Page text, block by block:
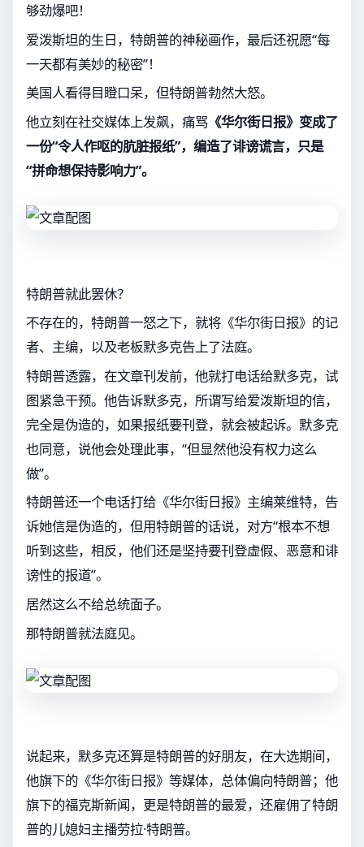
够劲爆吧！
爱泼斯坦的生日，特朗普的神秘画作，最后还祝愿“每
一天都有美妙的秘密”！
美国人看得目瞪口呆，但特朗普勃然大怒。
他立刻在社交媒体上发飙，痛骂 《华尔街日报》变成了
一份“令人作呕的肮脏报纸”，编造了诽谤谎言，只是
“拼命想保持影响力”。
特朗普就此罢休？
不存在的，特朗普一怒之下，就将《华尔街日报》的记
者、主编，以及老板默多克告上了法庭。
特朗普透露，在文章刊发前，他就打电话给默多克，试
图紧急干预。他告诉默多克，所谓写给爱泼斯坦的信，
完全是伪造的，如果报纸要刊登，就会被起诉。默多克
也同意，说他会处理此事，“但显然他没有权力这么
做”。
特朗普还一个电话打给《华尔街日报》主编莱维特，告
诉她信是伪造的，但用特朗普的话说，对方“根本不想
听到这些，相反，他们还是坚持要刊登虚假、恶意和诽
谤性的报道”。
居然这么不给总统面子。
那特朗普就法庭见。
说起来，默多克还算是特朗普的好朋友，在大选期间，
他旗下的《华尔街日报》等媒体，总体偏向特朗普；他
旗下的福克斯新闻，更是特朗普的最爱，还雇佣了特朗
普的儿媳妇主播劳拉·特朗普。